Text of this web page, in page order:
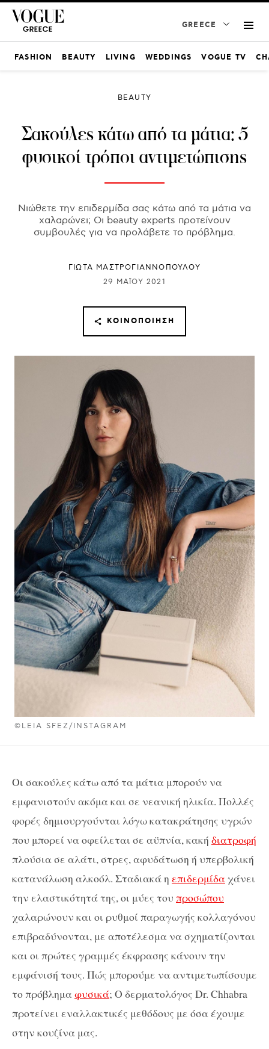
GREECE
FASHION BEAUTY LIVING WEDDINGS VOGUE TV
©LEIA SFEZ/INSTAGRAM
BEAUTY
Σακούλες κάτω από τα μάτια: 5
φυσικοί τρόποι αντιμετώπισης
Νιώθετε την επιδερμίδα σας κάτω από τα μάτια να
χαλαρώνει; Οι beauty experts προτείνουν
συμβουλές για να προλάβετε το πρόβλημα.
ΓΙΩΤΑ ΜΑΣΤΡΟΓΙΑΝΝΟΠΟΥΛΟΥ
29 ΜΑΪ́ΟΥ 2021
ΚΟΙΝΟΠΟΊΗΣΗ
Οι σακούλες κάτω από τα μάτια μπορούν να
εμφανιστούν ακόμα και σε νεανική ηλικία. Πολλές
φορές δημιουργούνται λόγω κατακράτησης υγρών
που μπορεί να οφείλεται σε αϋπνία, κακή διατροφή
πλούσια σε αλάτι, στρες, αφυδάτωση ή υπερβολική
κατανάλωση αλκοόλ. Σταδιακά η επιδερμίδαχάνει
την ελαστικότητά της, οι μύες του προσώπου
χαλαρώνουν και οι ρυθμοί παραγωγής κολλαγόνου
επιβραδύνονται, με αποτέλεσμα να σχηματίζονται
και οι πρώτες γραμμές έκφρασης κάνουν την
εμφάνισή τους. Πώς μπορούμε να αντιμετωπίσουμε
το πρόβλημαφυσικά; Ο δερματολόγος Dr. Chhabra
προτείνει εναλλακτικές μεθόδους με όσα έχουμε
στην κουζίνα μας.